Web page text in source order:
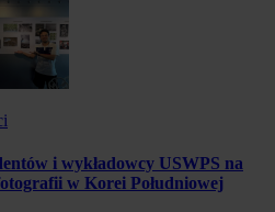
i wykładowcy USWPS na
w Korei Południowej